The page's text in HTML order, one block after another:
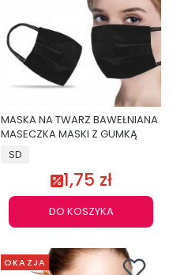
MASKA NA TWARZ BAWEŁNIANA
MASECZKA MASKI Z GUMKĄ
SD
1,75 zł
DO KOSZYKA
OKAZJA